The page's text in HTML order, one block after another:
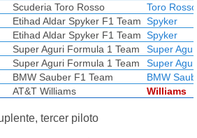
Scuderia Toro Rosso
Toro Rosso
Etihad Aldar Spyker F1 Team Spyker
Etihad Aldar Spyker F1 Team Spyker
Super Aguri Formula 1 Team
Super
Super Aguri Formula 1 Team
Super
BMW Sauber F1 Team
BMW
AT&T Williams Williams
tercer piloto